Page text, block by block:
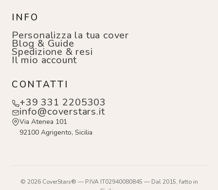
INFO
Personalizza la tua cover
Blog & Guide
Spedizione & resi
Il mio account
CONTATTI
+39 331 2205303
info@coverstars.it
Via Atenea 101
92100 Agrigento, Sicilia
© 2026 CoverStars® — P.IVA IT02940080845 — Dal 2015, fatto in